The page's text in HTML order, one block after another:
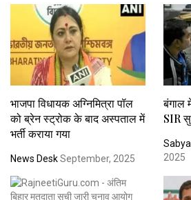
भाजपा विधायक अग्निमित्रा पॉल
को ब्रेन स्ट्रोक के बाद अस्पताल में
भर्ती कराया गया
News DeskSeptember, 2025
बंगाल
SIR
2025